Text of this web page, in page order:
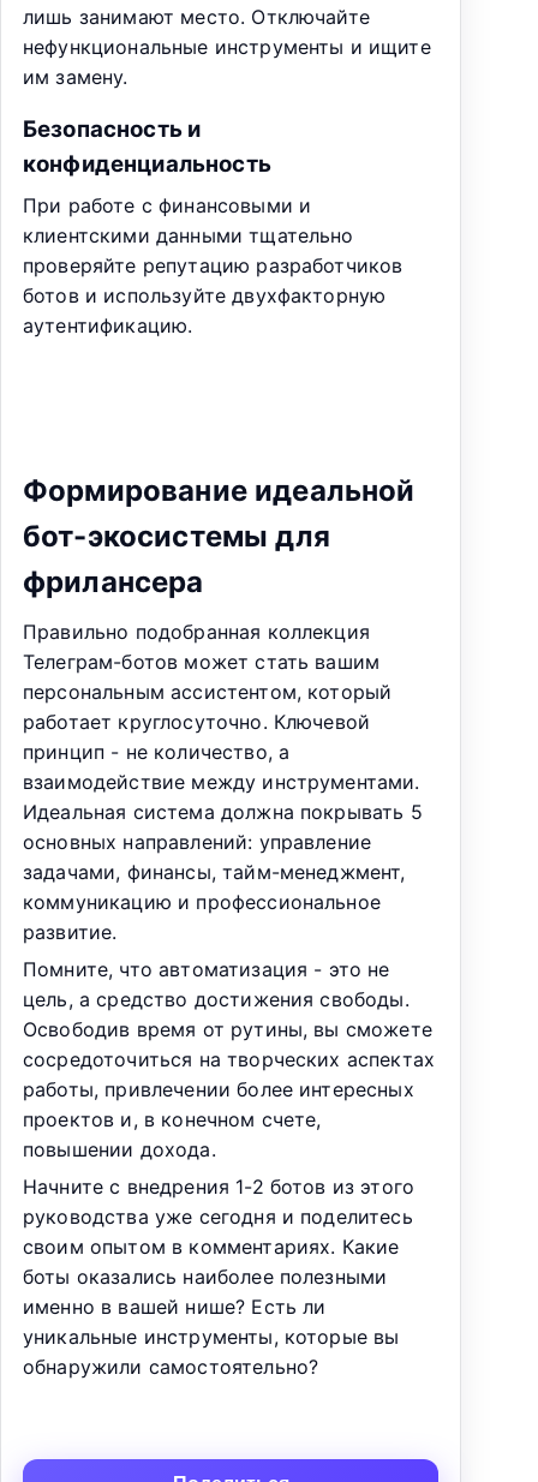
лишь занимают место. Отключайте
нефункциональные инструменты и ищите
им замену.
Безопасность и
конфиденциальность
При работе с финансовыми и
клиентскими данными тщательно
проверяйте репутацию разработчиков
ботов и используйте двухфакторную
аутентификацию.
Формирование идеальной
бот-экосистемы для
фрилансера
Правильно подобранная коллекция
Телеграм-ботов может стать вашим
персональным ассистентом, который
работает круглосуточно. Ключевой
принцип - не количество, а
взаимодействие между инструментами.
Идеальная система должна покрывать 5
основных направлений: управление
задачами, финансы, тайм-менеджмент,
коммуникацию и профессиональное
развитие.
Помните, что автоматизация - это не
цель, а средство достижения свободы.
Освободив время от рутины, вы сможете
сосредоточиться на творческих аспектах
работы, привлечении более интересных
проектов и, в конечном счете,
повышении дохода.
Начните с внедрения 1-2 ботов из этого
руководства уже сегодня и поделитесь
своим опытом в комментариях. Какие
боты оказались наиболее полезными
именно в вашей нише? Есть ли
уникальные инструменты, которые вы
обнаружили самостоятельно?